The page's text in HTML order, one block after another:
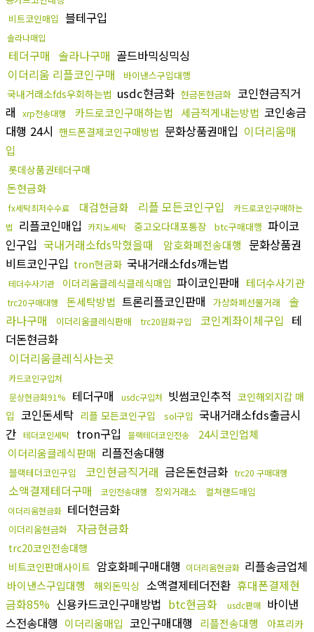
비트코인매입 블테구입
솔라나매입
테더구매 솔라나구매 골드바믹싱믹싱
이더리움 리플코인구매
바이낸스구입대행
국내거래소fds우회하는법 usdc현금화 현금돈현금화 코인현금직거
래
xrp전송대행 카드로코인구매하는법 세금적게내는방법 코인송금
대행 24시 핸드폰결제코인구매방법 문화상품권매입 이더리움매
입
롯데상품권테더구매
돈현금화
fx세탁최저수수료 대검현금화 리플 모든코인구입
카드로코인구매하는
법
리플코인매입 카지노세탁 중고오다대포통장 btc구매대행 파이코
인구입 국내거래소fds막혔을때 암호화폐전송대행 문화상품권
비트코인구입 tron현금화 국내거래소fds깨는법
테더수사기관 이더리움클레식클레식매입 파이코인판매 테더수사기관
trc20구매대행 돈세탁방법 트론리플코인판매 가상화폐선물거래
솔
라나구매
이더리움클레식판매 trc20원화구입 코인계좌이체구입 테
더돈현금화
이더리움클레식사는곳
카드코인구입처
문상현금화91%
테더구매 usdc구입처 빗썸코인추적 코인해외지갑 매
입 코인돈세탁 리플 모든코인구입 sol구입 국내거래소fds출금시
간 테더코인세탁 tron구입 블랙테더코인전송
24시코인업체
이더리움클레식판매 리플전송대행
블랙테더코인구입 코인현금직거래 금은돈현금화 trc20 구매대행
소액결제테더구매 코인전송대행 장외거래소 컬쳐랜드매입
이더리움현금화 테더현금화
이더리움현금화 자금현금화
trc20코인전송대행
비트코인판매사이트 암호화폐구매대행 이더리움현금화 리플송금업체
바이낸스구입대행 해외돈믹싱 소액결제테더전환 휴대폰결제현
금화85% 신용카드코인구매방법 btc현금화 usdc판매 바이낸
스전송대행 이더리움매입 코인구매대행 리플전송대행
아프리카